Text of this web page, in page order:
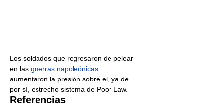
Los soldados que regresaron de pelear
en las guerras napoleónicas
aumentaron la presión sobre el, ya de
por sí, estrecho sistema de Poor Law.
Referencias